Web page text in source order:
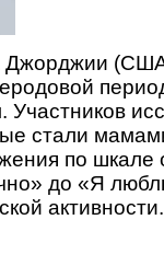
Джорджии
Участников
стали
по шкале
до «Я
активности.